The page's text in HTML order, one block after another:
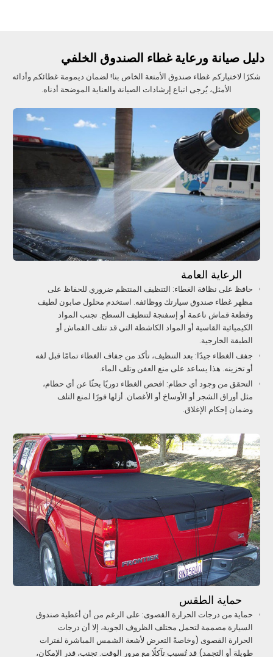
دليل صيانة ورعاية غطاء الصندوق الخلفي
شكرًا لاختياركم غطاء صندوق الأمتعة الخاص بنا! لضمان ديمومة غطائكم وأدائه
الأمثل، يُرجى اتباع إرشادات الصيانة والعناية الموضحة أدناه.
الرعاية العامة
حافظ على نظافة الغطاء: التنظيف المنتظم ضروري للحفاظ على
مظهر غطاء صندوق سيارتك ووظائفه. استخدم محلول صابون لطيف
وقطعة قماش ناعمة أو إسفنجة لتنظيف السطح. تجنب المواد
الكيميائية القاسية أو المواد الكاشطة التي قد تتلف القماش أو
الطبقة الخارجية.
جفف الغطاء جيدًا: بعد التنظيف، تأكد من جفاف الغطاء تمامًا قبل لفه
أو تخزينه. هذا يساعد على منع العفن وتلف الماء.
التحقق من وجود أي حطام: افحص الغطاء دوريًا بحثًا عن أي حطام،
مثل أوراق الشجر أو الأوساخ أو الأغصان. أزلها فورًا لمنع التلف
وضمان إحكام الإغلاق.
حماية الطقس
حماية من درجات الحرارة القصوى: على الرغم من أن أغطية صندوق
السيارة مصممة لتحمل مختلف الظروف الجوية، إلا أن درجات
الحرارة القصوى (وخاصةً التعرض لأشعة الشمس المباشرة لفترات
طويلة أو التجمد) قد تُسبب تآكلًا مع مرور الوقت. تجنب، قدر الإمكان،